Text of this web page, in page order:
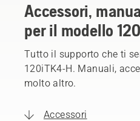
Accessori,
per il modello
Tutto il supporto che ti
120iTK4-H. Manuali,
molto altro.
Accessori